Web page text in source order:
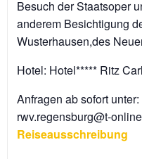
Besuch der Staatsoper
anderem Besichtigung
Wusterhausen,des
Hotel: Hotel***** Ritz
Anfragen ab sofort
rwv.regensburg@t-
Reiseausschreibung